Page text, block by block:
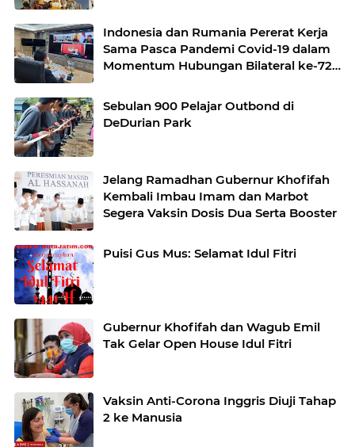
Indonesia dan Rumania Pererat Kerja
Sama Pasca Pandemi Covid-19 dalam
Momentum Hubungan Bilateral ke-72
Sebulan 900 Pelajar Outbond di
DeDurian Park
Jelang Ramadhan Gubernur Khofifah
Kembali Imbau Imam dan Marbot
Segera Vaksin Dosis Dua Serta Booster
Puisi Gus Mus: Selamat Idul Fitri
Gubernur Khofifah dan Wagub Emil
Tak Gelar Open House Idul Fitri
Vaksin Anti-Corona Inggris Diuji Tahap
2 ke Manusia